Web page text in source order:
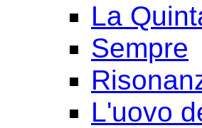
La
Sempre
L'uovo